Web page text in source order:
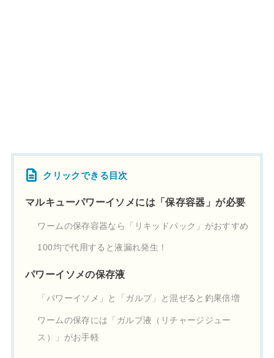
クリックできる目次
マルキューパワーイソメには「保存容器」が必要
ワームの保存容器なら「リキッドパック」がおすすめ
100均で代用すると液漏れ発生！
パワーイソメの保存液
「パワーイソメ」と「ガルプ」と混ぜると釣果倍増
ワームの保存には「ガルプ液（リチャージジュー
ス）」がお手軽